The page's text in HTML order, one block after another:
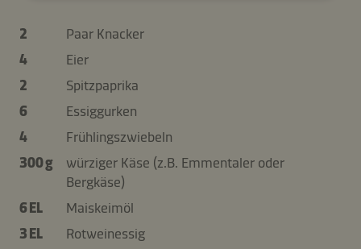
2
Paar Knacker
4
Eier
2
Spitzpaprika
6
Essiggurken
4
Frühlingszwiebeln
300 g
würziger Käse (z.B. Emmentaler oder
Bergkäse)
6 EL
Maiskeimöl
3 EL
Rotweinessig